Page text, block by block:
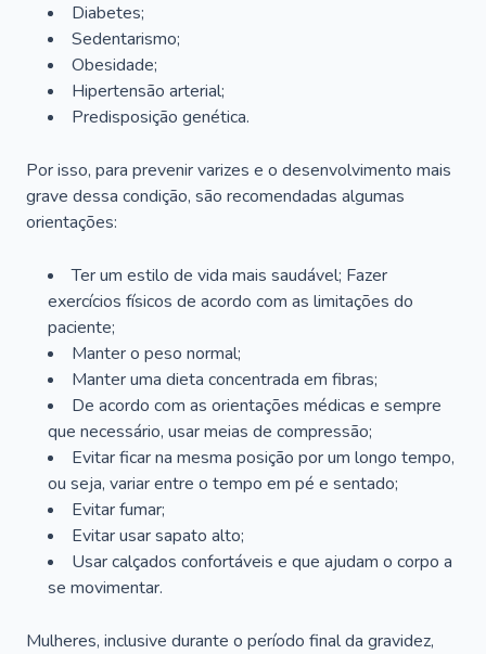
Diabetes;
Sedentarismo;
Obesidade;
Hipertensão arterial;
Predisposição genética.
Por isso, para prevenir varizes e o desenvolvimento mais
grave dessa condição, são recomendadas algumas
orientações:
Ter um estilo de vida mais saudável; Fazer
exercícios físicos de acordo com as limitações do
paciente;
Manter o peso normal;
Manter uma dieta concentrada em fibras;
De acordo com as orientações médicas e sempre
que necessário, usar meias de compressão;
Evitar ficar na mesma posição por um longo tempo,
ou seja, variar entre o tempo em pé e sentado;
Evitar fumar;
Evitar usar sapato alto;
Usar calçados confortáveis e que ajudam o corpo a
se movimentar.
Mulheres, inclusive durante o período final da gravidez,